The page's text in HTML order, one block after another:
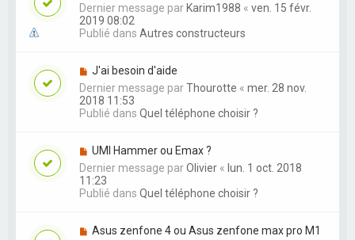
Dernier message parKarim1988 « ven. 15 févr.
2019 08:02
Publié dans Autres constructeurs
J'ai besoin d'aide
Dernier message parThourotte « mer. 28 nov.
2018 11:53
Publié dans Quel téléphone choisir ?
UMI Hammer ou Emax ?
Dernier message parOlivier « lun. 1 oct. 2018
11:23
Publié dans Quel téléphone choisir ?
Asus zenfone 4 ou Asus zenfone max pro M1